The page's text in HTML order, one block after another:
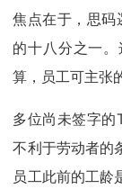
焦点在于，思
的十八分之一
算，员工可主张
多位尚未签字
不利于劳动者的
员工此前的工龄